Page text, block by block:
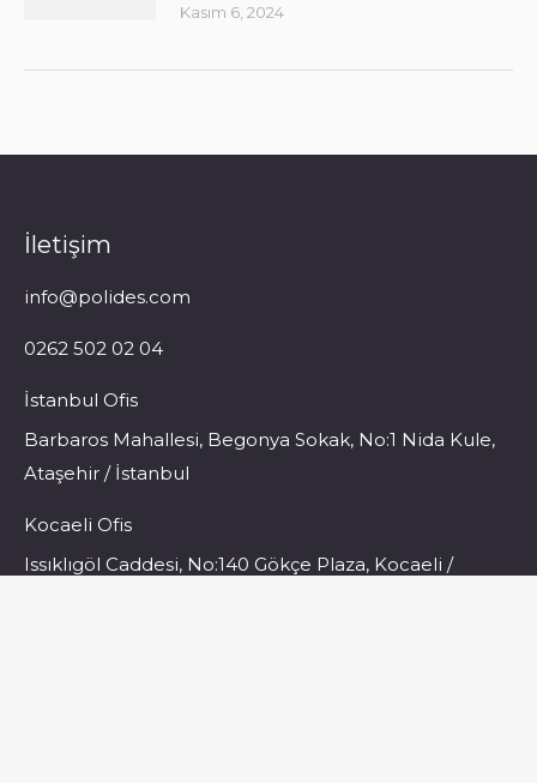
Kasım 6, 2024
İletişim
info@polides.com
0262 502 02 04
İstanbul Ofis
Barbaros Mahallesi, Begonya Sokak, No:1 Nida Kule,
Ataşehir / İstanbul
Kocaeli Ofis
Issıklıgöl Caddesi, No:140 Gökçe Plaza, Kocaeli /